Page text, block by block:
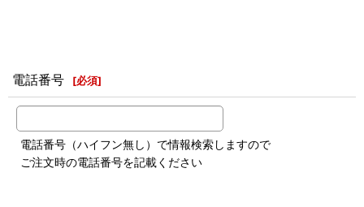
電話番号 [必須]
電話番号（ハイフン無し）で情報検索しますので
ご注文時の電話番号を記載ください